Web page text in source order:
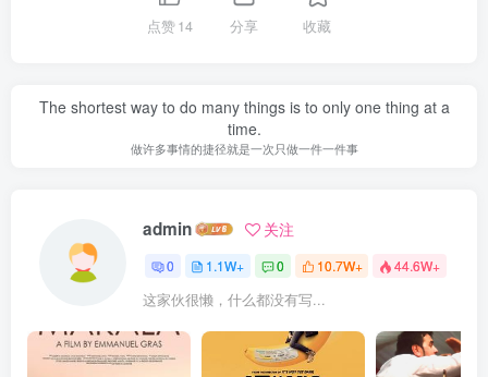
点赞14 分享 收藏
The shortest way to do many things is to only one thing at a
time.
做许多事情的捷径就是一次只做一件一件事
admin 关注
0 1.1W+ 0 10.7W+ 44.6W+
这家伙很懒，什么都没有写...